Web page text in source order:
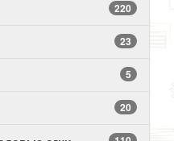
220
23
5
20